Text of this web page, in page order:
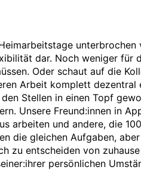
unterbrochen
dar. Noch weniger für
Oder schaut auf die
Arbeit komplett dezentral
Stellen in einen Topf
Unsere Freund:innen in
arbeiten und andere, die
die gleichen Aufgaben,
zu entscheiden von
persönlichen